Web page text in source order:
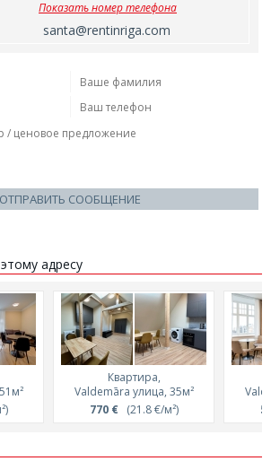
Показать номер телефона
santa@rentinriga.com
ОТПРАВИТЬ СООБЩЕНИЕ
адресу
Квартира,
Valdemāra улица, 35м²
770 €(21.8 €/м²)